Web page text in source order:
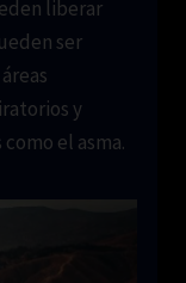
liberar
ser
y
el asma.